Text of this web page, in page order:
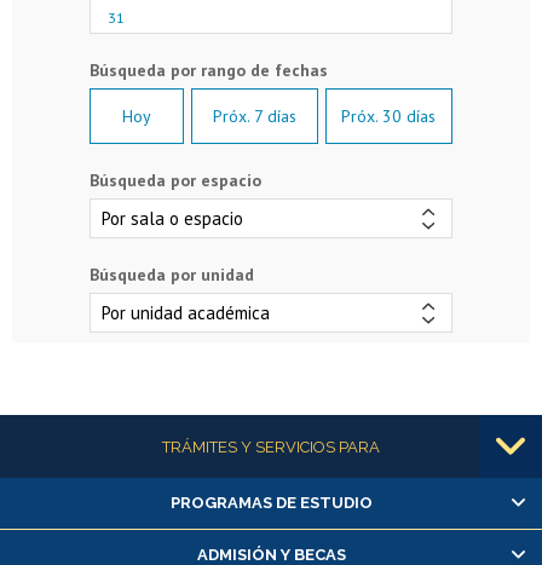
31
Hoy Próx. 7 días Próx. 30 días
Búsqueda por espacio
Búsqueda por unidad
Más informaciónTRÁMITES Y SERVICIOS PARA
Alumnas/os y exalumnas/os
Matrícula en línea
PROGRAMAS DE ESTUDIO
ADMISIÓN Y BECAS